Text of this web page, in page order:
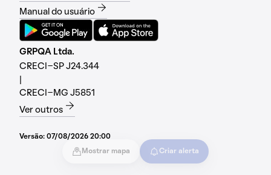
Mostrar mapa Criar alerta
Manual do usuário
GRPQA Ltda.
CRECI-SP J24.344
CRECI-MG J5851
Ver outros
Versão: 07/08/2026 20:00